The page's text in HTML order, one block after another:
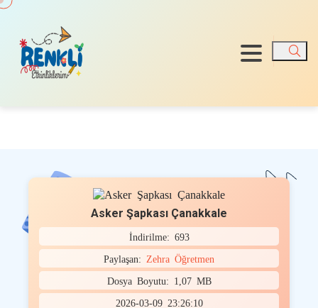
Ara
Asker Şapkası Çanakkale
İndirilme: 693
Paylaşan: Zehra Öğretmen
Dosya Boyutu: 1,07 MB
2026-03-09 23:26:10